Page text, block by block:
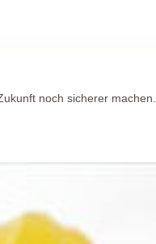
noch sicherer machen.